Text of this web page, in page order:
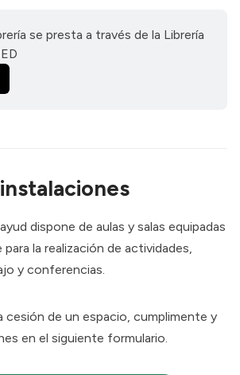
se presta a través de la Librería
dispone de aulas y salas equipadas
la realización de actividades,
y conferencias.
cesión de un espacio, cumplimente y
en el siguiente formulario.